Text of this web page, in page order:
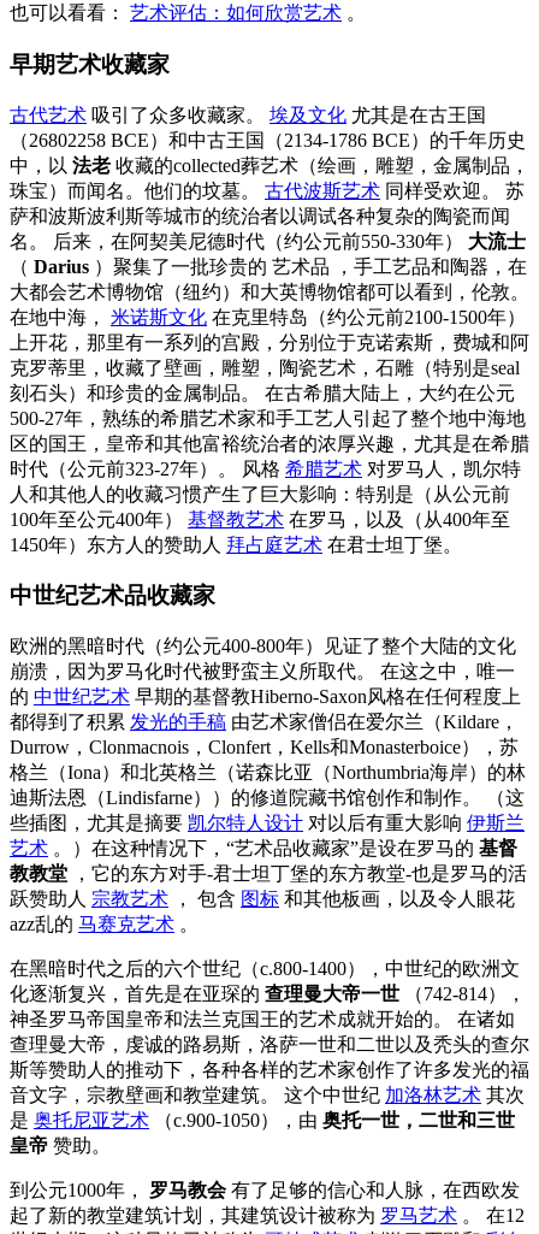
也可以看看： 艺术评估：如何欣赏艺术 。
早期艺术收藏家
古代艺术 吸引了众多收藏家。 埃及文化 尤其是在古王国
（26802258 BCE）和中古王国（2134-1786 BCE）的千年历史
中，以 法老 收藏的collected葬艺术（绘画，雕塑，金属制品，
珠宝）而闻名。他们的坟墓。 古代波斯艺术 同样受欢迎。 苏
萨和波斯波利斯等城市的统治者以调试各种复杂的陶瓷而闻
名。 后来，在阿契美尼德时代（约公元前550-330年） 大流士
（ Darius ）聚集了一批珍贵的 艺术品 ，手工艺品和陶器，在
大都会艺术博物馆（纽约）和大英博物馆都可以看到，伦敦。
在地中海， 米诺斯文化 在克里特岛（约公元前2100-1500年）
上开花，那里有一系列的宫殿，分别位于克诺索斯，费城和阿
克罗蒂里，收藏了壁画，雕塑，陶瓷艺术，石雕（特别是seal
刻石头）和珍贵的金属制品。 在古希腊大陆上，大约在公元
500-27年，熟练的希腊艺术家和手工艺人引起了整个地中海地
区的国王，皇帝和其他富裕统治者的浓厚兴趣，尤其是在希腊
时代（公元前323-27年）。 风格 希腊艺术 对罗马人，凯尔特
人和其他人的收藏习惯产生了巨大影响：特别是（从公元前
100年至公元400年） 基督教艺术 在罗马，以及（从400年至
1450年）东方人的赞助人 拜占庭艺术 在君士坦丁堡。
中世纪艺术品收藏家
欧洲的黑暗时代（约公元400-800年）见证了整个大陆的文化
崩溃，因为罗马化时代被野蛮主义所取代。 在这之中，唯一
的 中世纪艺术 早期的基督教Hiberno-Saxon风格在任何程度上
都得到了积累 发光的手稿 由艺术家僧侣在爱尔兰（Kildare，
Durrow，Clonmacnois，Clonfert，Kells和Monasterboice），苏
格兰（Iona）和北英格兰（诺森比亚（Northumbria海岸）的林
迪斯法恩（Lindisfarne））的修道院藏书馆创作和制作。 （这
些插图，尤其是摘要 凯尔特人设计 对以后有重大影响 伊斯兰
艺术 。）在这种情况下，“艺术品收藏家”是设在罗马的 基督
教教堂 ，它的东方对手-君士坦丁堡的东方教堂-也是罗马的活
跃赞助人 宗教艺术 ， 包含 图标 和其他板画，以及令人眼花
azz乱的 马赛克艺术 。
在黑暗时代之后的六个世纪（c.800-1400），中世纪的欧洲文
化逐渐复兴，首先是在亚琛的 查理曼大帝一世 （742-814），
神圣罗马帝国皇帝和法兰克国王的艺术成就开始的。 在诸如
查理曼大帝，虔诚的路易斯，洛萨一世和二世以及秃头的查尔
斯等赞助人的推动下，各种各样的艺术家创作了许多发光的福
音文字，宗教壁画和教堂建筑。 这个中世纪 加洛林艺术 其次
是 奥托尼亚艺术 （c.900-1050），由 奥托一世，二世和三世
皇帝 赞助。
到公元1000年， 罗马教会有了足够的信心和人脉，在西欧发
起了新的教堂建筑计划，其建筑设计被称为 罗马艺术 。 在12